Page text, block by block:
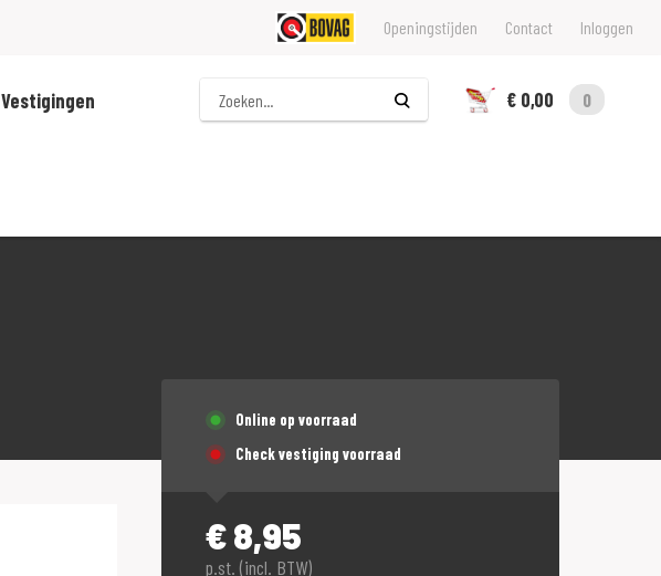
Openingstijden Contact Inloggen
Vestigingen
Zoeken
€ 0,00
0
Online op voorraad
Check vestiging voorraad
€8,95
p.st. (incl. BTW)